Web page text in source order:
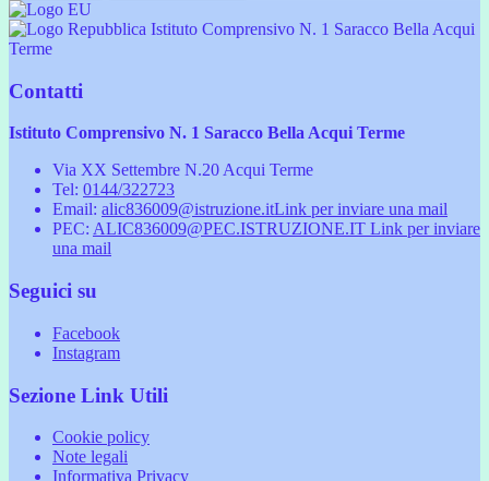
Istituto Comprensivo N. 1 Saracco Bella Acqui
Terme
Contatti
Istituto Comprensivo N. 1 Saracco Bella Acqui Terme
Via XX Settembre N.20 Acqui Terme
Tel: 0144/322723
Email: alic836009@istruzione.itLink per inviare una mail
PEC: ALIC836009@PEC.ISTRUZIONE.IT Link per inviare
una mail
Seguici su
Facebook
Instagram
Sezione Link Utili
Cookie policy
Note legali
Informativa Privacy